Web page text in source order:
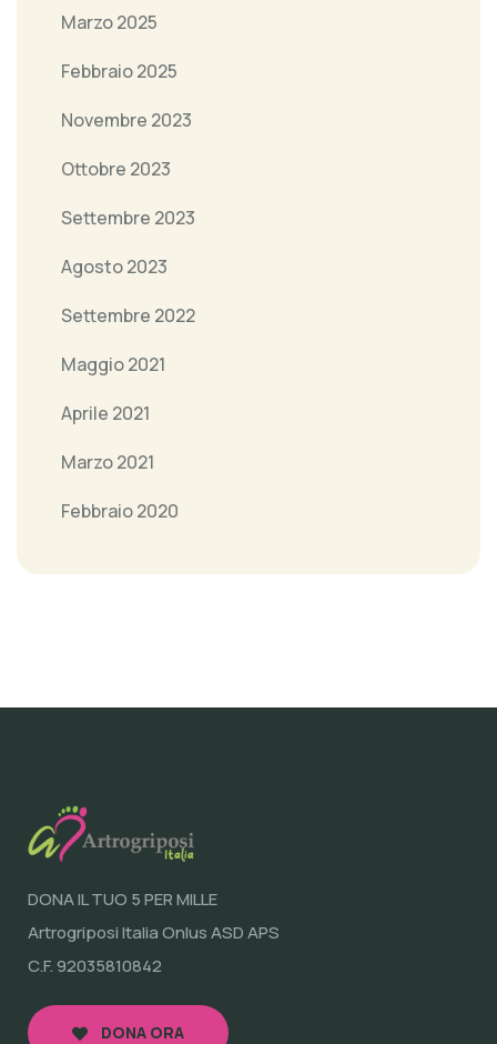
Marzo 2025
Febbraio 2025
Novembre 2023
Ottobre 2023
Settembre 2023
Agosto 2023
Settembre 2022
Maggio 2021
Aprile 2021
Marzo 2021
Febbraio 2020
DONA IL TUO 5 PER MILLE
Artrogriposi Italia Onlus ASD APS
C.F. 92035810842
DONA ORA